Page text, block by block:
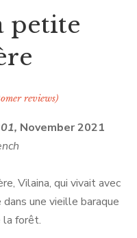
petite
reviews)
November 2021
Vilaina, qui vivait avec
une vieille baraque
la forêt.